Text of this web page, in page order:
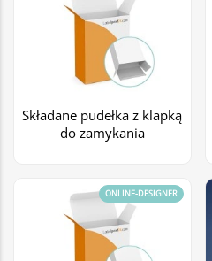
Składane pudełka z klapką
do zamykania
ONLINE-DESIGNER